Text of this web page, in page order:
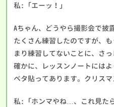
私:「エーッ！」
Aちゃん、どうやら撮影会で披
たくさん練習したのですが、
まり練習してないことに、さ
確かに、レッスンノートには
ベタ貼ってあります。クリス
私:「ホンマやね…、これ見た